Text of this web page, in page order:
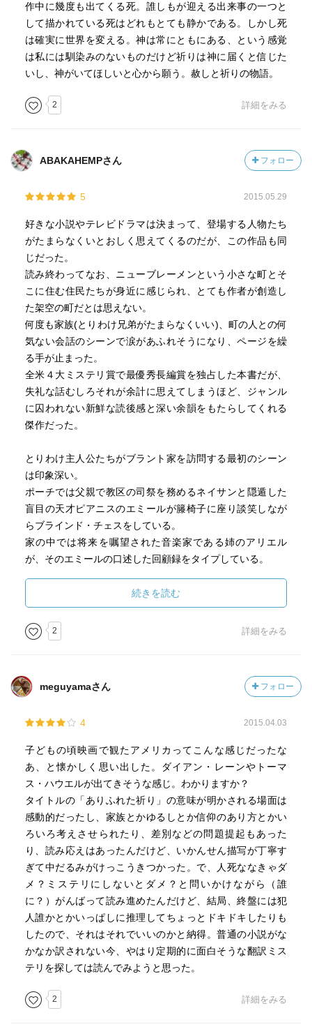
作中に幾度も出てくる死。誰しもが迎える出来事の一つと
して描かれている死はどれもとても静かである。しかし死
は確実に世界を変える。神は常にともにある、という感覚
は私には馴染みのないものだけど祈りは神に届くと信じた
いし、神がいてほしいと心から願う。赦しと祈りの物語。
2 詳細をみる
ABAKAHEMPさん フォロー
5 2015.05.29
好きな小説やテレビドラマは決まって、登場する人物たち
がたまらなくいとおしく思えてくるのだが、この作品も同
じだった。
読み終わってなお、ニューブレーメンという小さな町とそ
こに住む住民たちが身近に感じられ、とても作者が創造し
た架空の町だとは思えない。
何度も家族(とりわけ兄弟がたまらなくいい)、町の人との何
気ない会話のシーンで涙があふれそうになり、ページを繰
る手が止まった。
全米４大ミステリ賞で最優秀長編賞を独占した本書だが、
失礼な話むしろそれが余計に思えてしまうほど、ジャンル
に囚われない新鮮な読後感と深い余韻をもたらしてくれる
傑作だった。
とりわけ主人公たちがブラント家を訪問する最初のシーン
は印象深い。
ポーチでは父親で教区の司祭を務めるネイサンと隠遁した
盲目の天才ピアニスのエミールが籐椅子に座り談笑しなが
らブラインド・チェスをしている。
家の中では将来を嘱望された音楽家である姉のアリエル
が、そのエミールの口述した回顧録をタイプしている。
ェイクとその兄で主人公のフランクが手伝っている。
牧歌的で平穏な交流場面がやがて悲しみに変わるのだが、
作者は単なる悲劇で終わらせず、最後には再生と許しを用
「ありきたりの祈り」というタイトルの付け方も見事で、
家族を救う小さな奇跡という込められた意味は明かされて
気に入った箇所をいくつか。
「幸せとはなんだ、ネイサン？ ぼくの経験では、幸せは長
く困難な道のあちこちにある一瞬の間にすぎない。ずっと
幸福でいられる人間などいないんだ」
「喪失は、いったん確実になれば、手につかんだ石と同じ
だ。重さがあり、大きさがあり、手触りがある」
「彼らはおれたちの近くにいるんだよ」
「死者だよ。違いはひと息分もない。最後の息を吐けばま
続きを読む
2 詳細をみる
meguyamaさん フォロー
4 2015.04.03
子どもの頃映画で観たアメリカってこんな感じだったな
あ、と懐かしく思い出した。ダイアン・レーンやトーマ
ス・ハウエルが出てきそうな感じ。わかりますか？
タイトルの「ありふれた祈り」の意味が明かされる場面は
感動的だったし、家族とかゆるしとか信仰のあり方とかい
ろいろ考えさせられたり、差別などの問題提起もあった
り、読み応えはあったんだけど、いかんせん描写が丁寧す
ぎて中だるみがけっこうきつかった。で、人死ななきゃダ
メ？ミステリにしないとダメ？と問いかけながら（誰
に？）がんばって読み進めたんだけど、結局、終盤には犯
人誰かとかいっぱしに推理してちょっとドキドキしたりも
したので、それはそれでいいのかと納得。普通の小説がな
かなか訳されない今、やはり定期的に面白そうな翻訳ミス
テリを探しては読んでみようと思った。
2 詳細をみる